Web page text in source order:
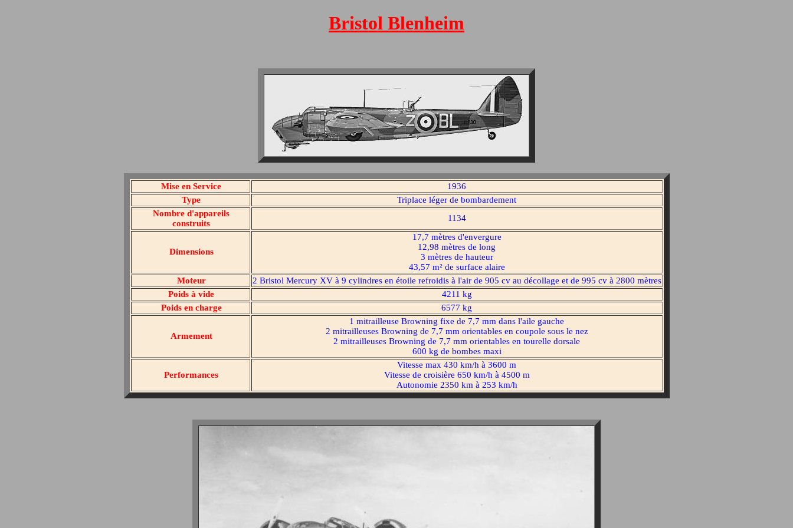
Bristol Blenheim
Mise en Service
1936
Type
Triplace léger de bombardement
Nombre d'appareils
construits
1134
Dimensions
17,7 mètres d'envergure
12,98 mètres de long
3 mètres de hauteur
43,57 m² de surface alaire
Moteur
2 Bristol Mercury XV à 9 cylindres en étoile refroidis à l'air de 905 cv au décollage et de 995 cv à 2800 mètres
Poids à vide
4211 kg
Poids en charge
6577 kg
Armement
1 mitrailleuse Browning fixe de 7,7 mm dans l'aile gauche
2 mitrailleuses Browning de 7,7 mm orientables en coupole sous le nez
2 mitrailleuses Browning de 7,7 mm orientables en tourelle dorsale
600 kg de bombes maxi
Performances
Vitesse max 430 km/h à 3600 m
Vitesse de croisière 650 km/h à 4500 m
Autonomie 2350 km à 253 km/h